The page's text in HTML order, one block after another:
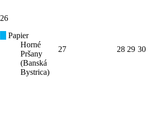
26
Papier
Horné
Pršany
(Banská
Bystrica)
27 28 29 30